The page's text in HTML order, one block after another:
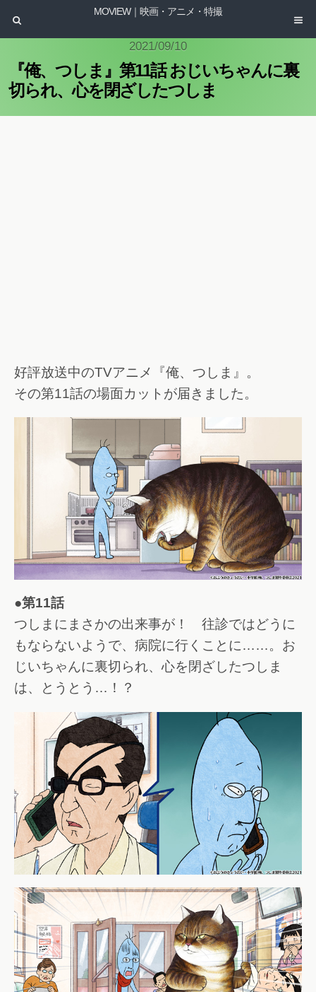
MOVIEW｜映画・アニメ・特撮
2021/09/10
『俺、つしま』第11話 おじいちゃんに裏
切られ、心を閉ざしたつしま
好評放送中のTVアニメ『俺、つしま』。
その第11話の場面カットが届きました。
●第11話
つしまにまさかの出来事が！ 往診ではどうに
もならないようで、病院に行くことに……。お
じいちゃんに裏切られ、心を閉ざしたつしま
は、とうとう…！？